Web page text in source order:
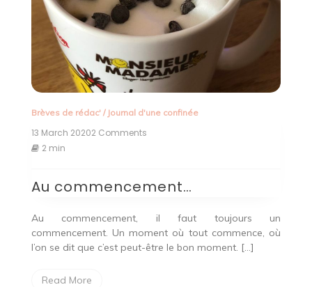
Brèves de rédac'/ Journal d'une confinée
13 March 20202 Comments
2 min
Au commencement…
Au commencement, il faut toujours un
commencement. Un moment où tout commence, où
l’on se dit que c’est peut-être le bon moment. […]
Read More